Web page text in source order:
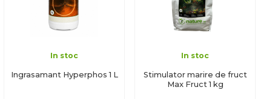
In stoc
Ingrasamant Hyperphos 1 L
In stoc
Stimulator marire de fruct
Max Fruct 1 kg